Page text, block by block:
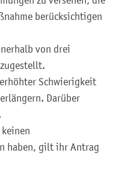
berücksichtigen
von drei
Schwierigkeit
Darüber
haben, gilt ihr Antrag